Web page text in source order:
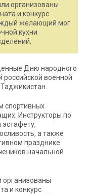
организованы
и конкурс
желающий мог
кухни
Дню народного
российской военной
спортивных
Инструкторы по
эстафету,
а также
празднике
начальной
и конкурс